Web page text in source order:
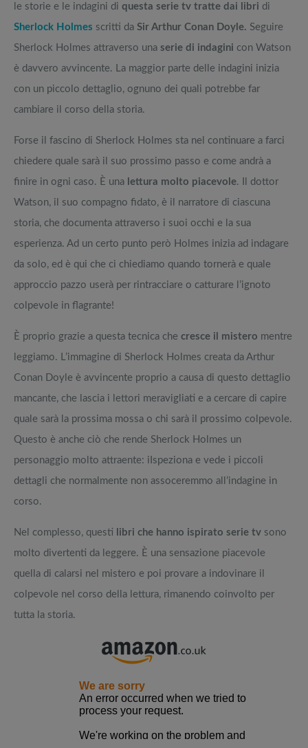
le storie e le indagini di questa serie tv tratte dai libri di
Sherlock Holmes scritti da Sir Arthur Conan Doyle. Seguire
Sherlock Holmes attraverso una serie di indagini con Watson
è davvero avvincente. La maggior parte delle indagini inizia
con un piccolo dettaglio, ognuno dei quali potrebbe far
cambiare il corso della storia.
Forse il fascino di Sherlock Holmes sta nel continuare a farci
chiedere quale sarà il suo prossimo passo e come andrà a
finire in ogni caso. È una lettura molto piacevole. Il dottor
Watson, il suo compagno fidato, è il narratore di ciascuna
storia, che documenta attraverso i suoi occhi e la sua
esperienza. Ad un certo punto però Holmes inizia ad indagare
da solo, ed è qui che ci chiediamo quando tornerà e quale
approccio pazzo userà per rintracciare o catturare l’ignoto
colpevole in flagrante!
È proprio grazie a questa tecnica che cresce il mistero mentre
leggiamo. L’immagine di Sherlock Holmes creata da Arthur
Conan Doyle è avvincente proprio a causa di questo dettaglio
mancante, che lascia i lettori meravigliati e a cercare di capire
quale sarà la prossima mossa o chi sarà il prossimo colpevole.
Questo è anche ciò che rende Sherlock Holmes un
personaggio molto attraente: iIspeziona e vede i piccoli
dettagli che normalmente non assoceremmo all’indagine in
corso.
Nel complesso, questi libri che hanno ispirato serie tv sono
molto divertenti da leggere. È una sensazione piacevole
quella di calarsi nel mistero e poi provare a indovinare il
colpevole nel corso della lettura, rimanendo coinvolto per
tutta la storia.